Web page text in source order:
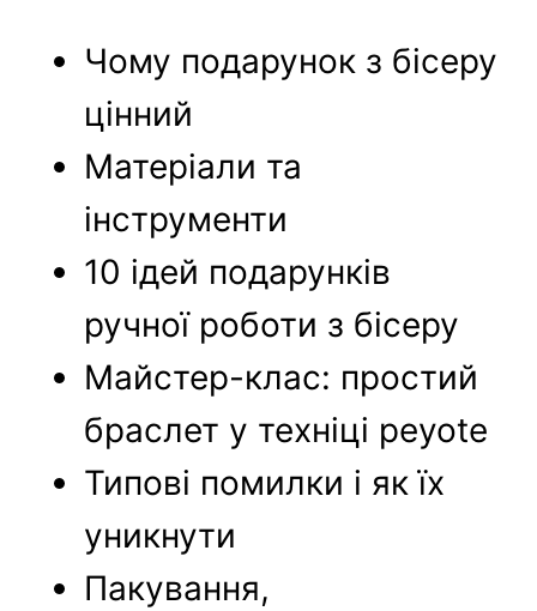
Чому подарунок з бісеру
цінний
Матеріали та
інструменти
10 ідей подарунків
ручної роботи з бісеру
Майстер-клас: простий
браслет у техніці peyote
Типові помилки і як їх
уникнути
Пакування,